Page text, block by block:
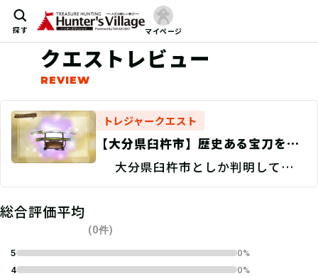
探す マイページ
クエストレビュー
トレジャークエスト
【大分県臼杵市】歴史ある宝刀を探
せ！/捜索地点特定 Discovery
大分県臼杵市としか判明していな
い。
総合評価平均
(0件)
5
0%
4
0%